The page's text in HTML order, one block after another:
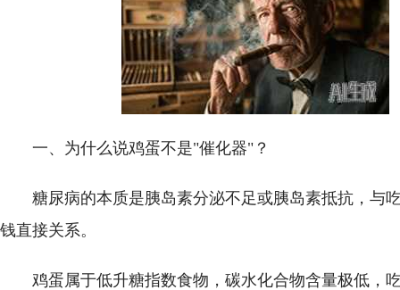
一、为什么说鸡蛋不是"催化器"？
糖尿病的本质是胰岛素分泌不足或胰岛素抵抗，与
钱直接关系。
鸡蛋属于低升糖指数食物，碳水化合物含量极低，